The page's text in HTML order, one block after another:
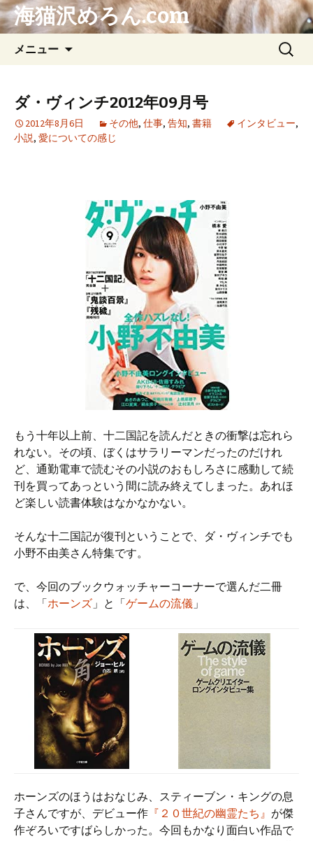
海猫沢めろん.com
メニュー
ツ
へ
ス
検
ダ・ヴィンチ2012年09月号
2012年8月6日 その他, 仕事, 告知, 書籍 インタビュー,
小説, 愛についての感じ
もう十年以上前、十二国記を読んだときの衝撃は忘れら
れない。その頃、ぼくはサラリーマンだったのだけれ
ど、通勤電車で読むその小説のおもしろさに感動して続
刊を買ってあっという間に読み終えてしまった。あれほ
ど楽しい読書体験はなかなかない。
そんな十二国記が復刊ということで、ダ・ヴィンチでも
小野不由美さん特集です。
で、今回のブックウォッチャーコーナーで選んだ二冊
は、「ホーンズ 」と「ゲームの流儀 」
ホーンズのほうはおなじみ、スティーブン・キングの息
子さんですが、デビュー作 『２０世紀の幽霊たち』 が傑
作ぞろいですばらしかった。今回もかなり面白い作品で